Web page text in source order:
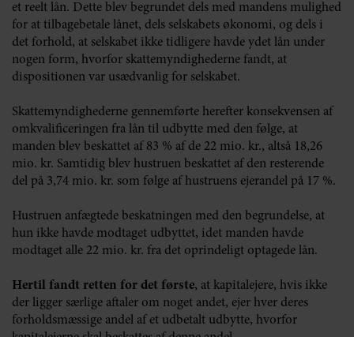
et reelt lån. Dette blev begrundet dels med mandens mulighed
for at tilbagebetale lånet, dels selskabets økonomi, og dels i
det forhold, at selskabet ikke tidligere havde ydet lån under
nogen form, hvorfor skattemyndighederne fandt, at
dispositionen var usædvanlig for selskabet.
Skattemyndighederne gennemførte herefter konsekvensen af
omkvalificeringen fra lån til udbytte med den følge, at
manden blev beskattet af 83 % af de 22 mio. kr., altså 18,26
mio. kr. Samtidig blev hustruen beskattet af den resterende
del på 3,74 mio. kr. som følge af hustruens ejerandel på 17 %.
Hustruen anfægtede beskatningen med den begrundelse, at
hun ikke havde modtaget udbyttet, idet manden havde
modtaget alle 22 mio. kr. fra det oprindeligt optagede lån.
Hertil fandt retten for det første, at kapitalejere, hvis ikke
der ligger særlige aftaler om noget andet, ejer hver deres
forholdsmæssige andel af et udbetalt udbytte, hvorfor